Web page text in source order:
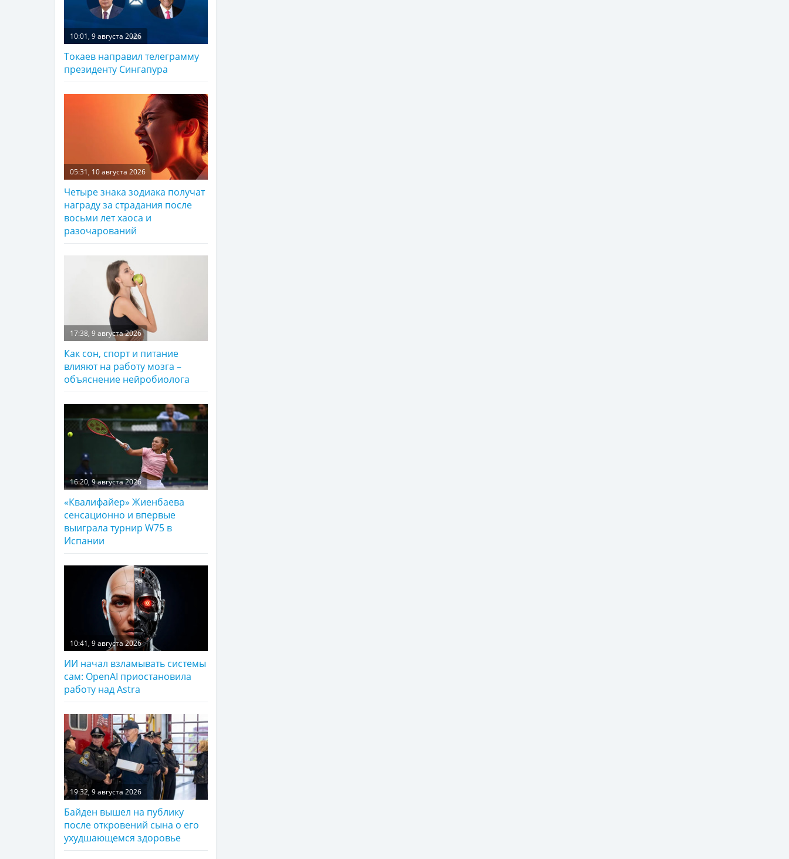
10:01, 9 августа 2026
Токаев направил телеграмму
президенту Сингапура
05:31, 10 августа 2026
Четыре знака зодиака получат
награду за страдания после
восьми лет хаоса и
разочарований
17:38, 9 августа 2026
Как сон, спорт и питание
влияют на работу мозга –
объяснение нейробиолога
16:20, 9 августа 2026
«Квалифайер» Жиенбаева
сенсационно и впервые
выиграла турнир W75 в
Испании
10:41, 9 августа 2026
ИИ начал взламывать системы
сам: OpenAI приостановила
работу над Astra
19:32, 9 августа 2026
Байден вышел на публику
после откровений сына о его
ухудшающемся здоровье